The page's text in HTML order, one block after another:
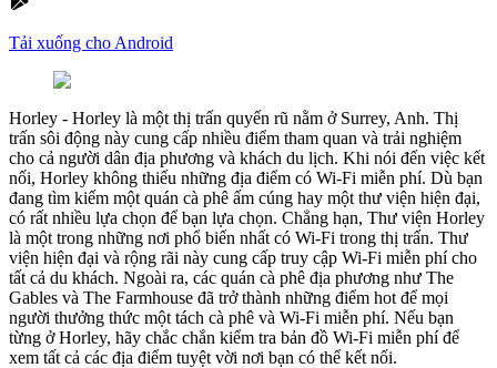
Tải xuống cho Android
Horley - Horley là một thị trấn quyến rũ nằm ở Surrey, Anh. Thị
trấn sôi động này cung cấp nhiều điểm tham quan và trải nghiệm
cho cả người dân địa phương và khách du lịch. Khi nói đến việc kết
nối, Horley không thiếu những địa điểm có Wi-Fi miễn phí. Dù bạn
đang tìm kiếm một quán cà phê ấm cúng hay một thư viện hiện đại,
có rất nhiều lựa chọn để bạn lựa chọn. Chẳng hạn, Thư viện Horley
là một trong những nơi phổ biến nhất có Wi-Fi trong thị trấn. Thư
viện hiện đại và rộng rãi này cung cấp truy cập Wi-Fi miễn phí cho
tất cả du khách. Ngoài ra, các quán cà phê địa phương như The
Gables và The Farmhouse đã trở thành những điểm hot để mọi
người thưởng thức một tách cà phê và Wi-Fi miễn phí. Nếu bạn
từng ở Horley, hãy chắc chắn kiểm tra bản đồ Wi-Fi miễn phí để
xem tất cả các địa điểm tuyệt vời nơi bạn có thể kết nối.